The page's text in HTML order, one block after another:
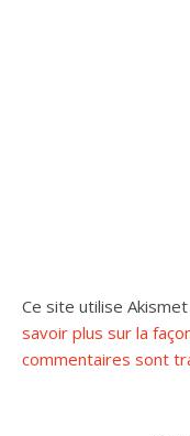
Ce site utilise
savoir plus sur la
commentaires sont